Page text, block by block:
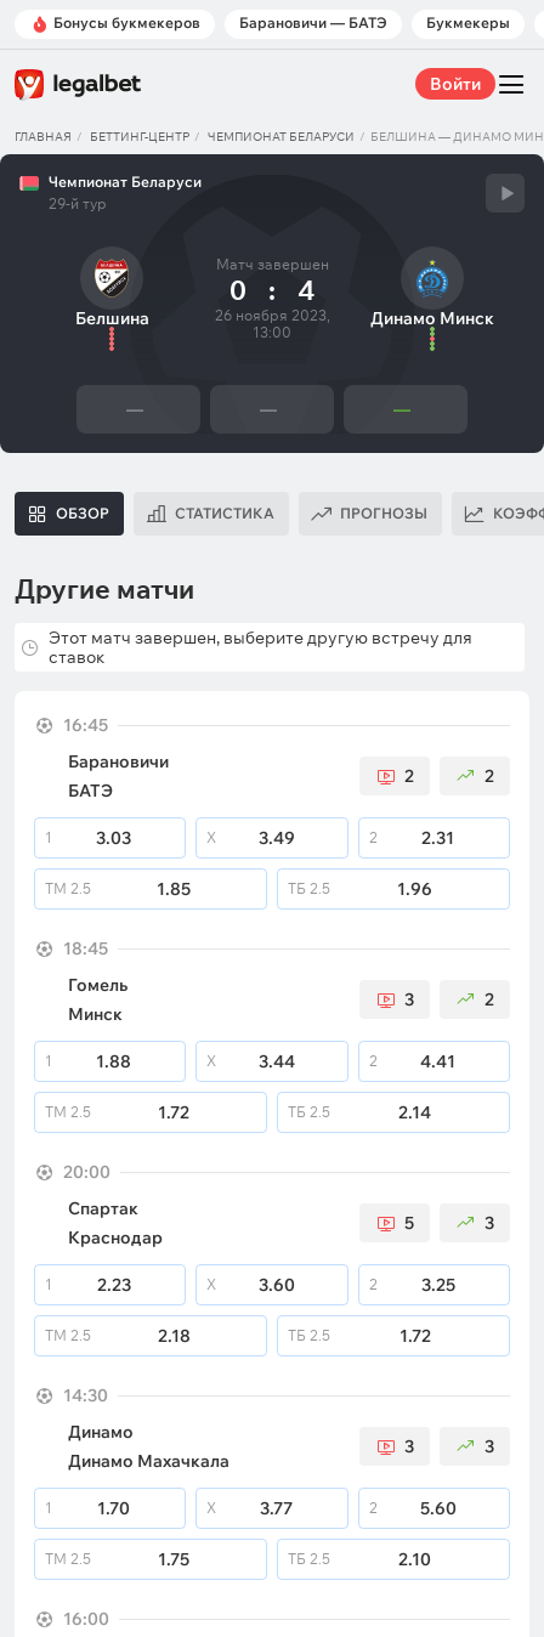
Бонусы букмекеров Барановичи — БАТЭ Букмекеры
Войти
ГЛАВНАЯ БЕТТИНГ-ЦЕНТР ЧЕМПИОНАТ БЕЛАРУСИ БЕЛШИНА — ДИНАМО
Чемпионат Беларуси
29-й тур
Белшина
Матч завершен
0 : 4
26 ноября 2023,
13:00
Динамо Минск
— — —
ОБЗОР СТАТИСТИКА ПРОГНОЗЫ
Другие матчи
Этот матч завершен, выберите другую встречу для
ставок
16:45
Барановичи
БАТЭ
2 2
1 3.03 X 3.49 2 2.31
ТМ 2.5 1.85 ТБ 2.5 1.96
18:45
Гомель
Минск
3 2
1 1.88 X 3.44 2 4.41
ТМ 2.5 1.72 ТБ 2.5 2.14
20:00
Спартак
Краснодар
5 3
1 2.23 X 3.60 2 3.25
ТМ 2.5 2.18 ТБ 2.5 1.72
14:30
Динамо
Динамо Махачкала
3 3
1 1.70 X 3.77 2 5.60
ТМ 2.5 1.75 ТБ 2.5 2.10
16:00